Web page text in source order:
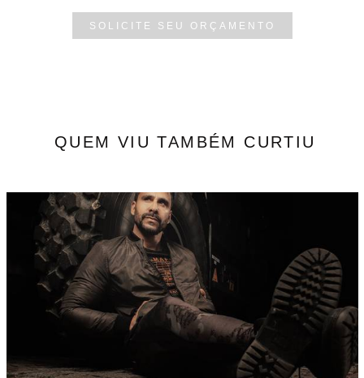
SOLICITE SEU ORÇAMENTO
QUEM VIU TAMBÉM CURTIU